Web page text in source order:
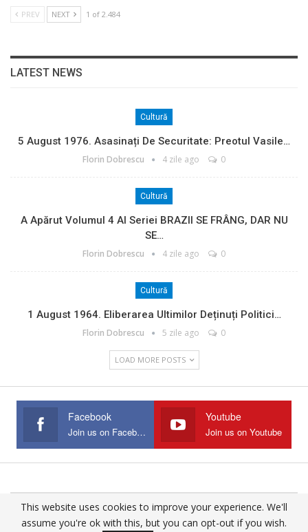
PREV NEXT 1 of 2.484
LATEST NEWS
Cultură
5 August 1976. Asasinați De Securitate: Preotul Vasile…
Florin Dobrescu 4 zile ago 0
Cultură
A Apărut Volumul 4 Al Seriei BRAZII SE FRÂNG, DAR NU
SE…
Florin Dobrescu 4 zile ago 0
Cultură
1 August 1964. Eliberarea Ultimilor Deținuți Politici…
Florin Dobrescu 5 zile ago 0
LOAD MORE POSTS
Facebook
Join us on Facebook
Youtube
Join us on Youtube
© 2025 - All Rights Reserved.
This website uses cookies to improve your experience. We'll
assume you're ok with this, but you can opt-out if you wish.